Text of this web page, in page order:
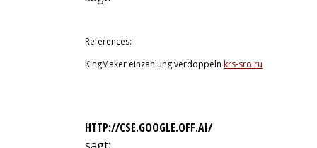
References:
KingMaker einzahlung verdoppeln krs-sro.ru
HTTP://CSE.GOOGLE.OFF.AI/